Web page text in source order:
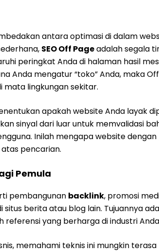
antara optimasi di dalam
SEO Off Pageadalah segala
peringkat Anda di halaman hasil
Anda mengatur “toko” Anda, maka
lingkungan sekitar.
apakah website Anda layak
sinyal dari luar untuk memvalidasi
Inilah mengapa website
pencarian.
Pemula
pembangunan backlink, promosi
berita atau blog lain. Tujuannya
yang berharga di industri
memahami teknis ini mungkin